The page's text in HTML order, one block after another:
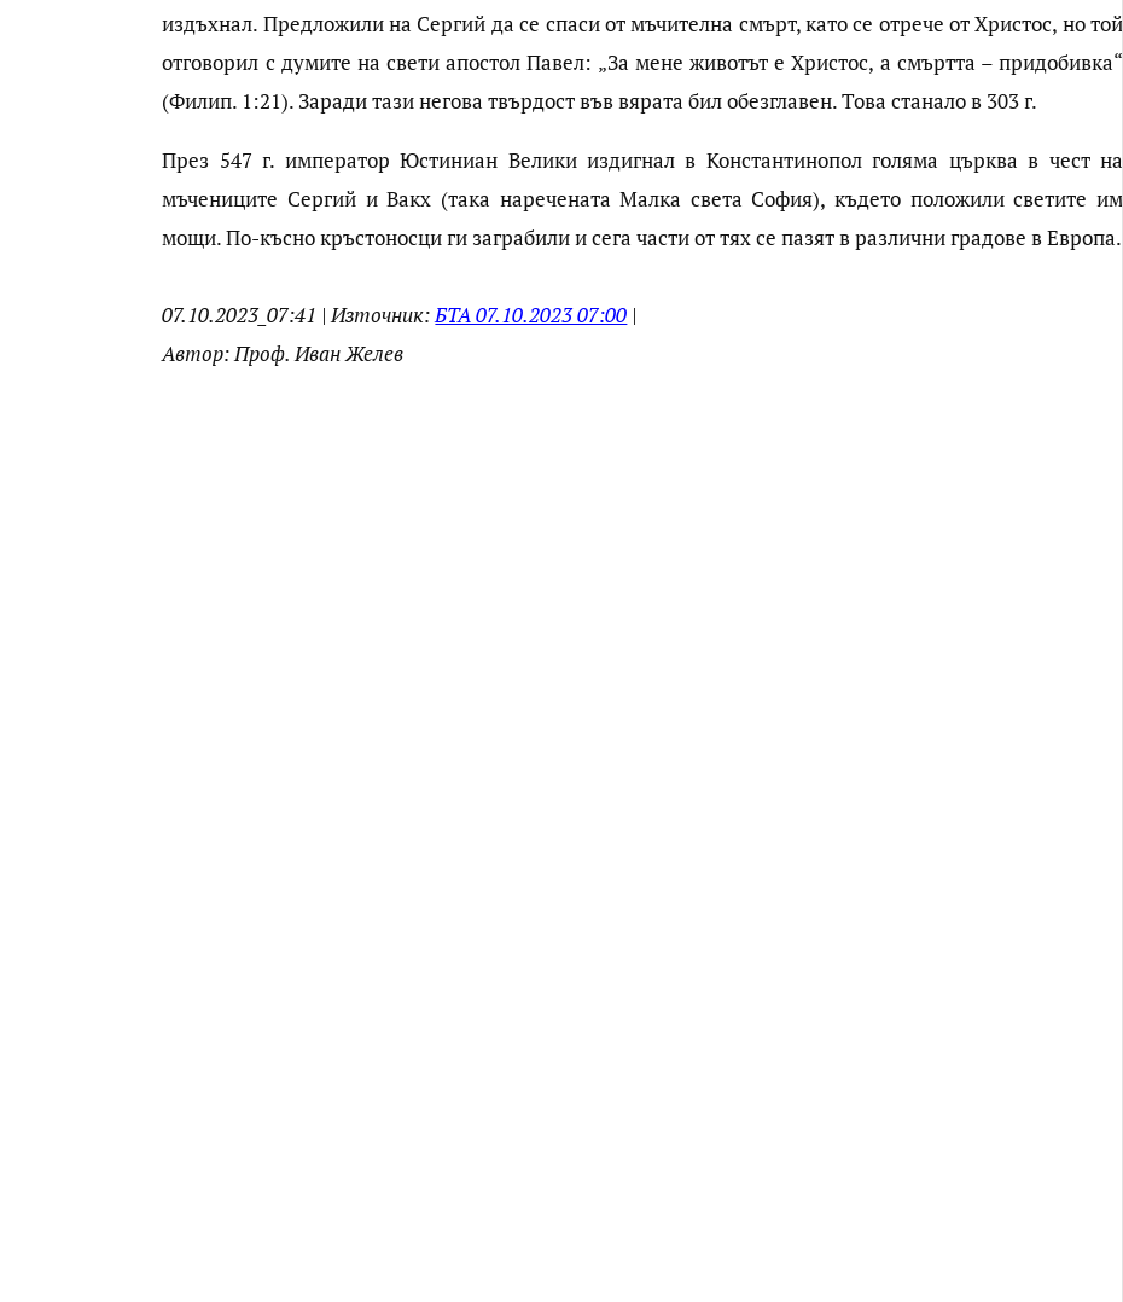
издъхнал. Предложили на Сергий да се спаси от мъчителна смърт, като се отрече от Христос, но той
отговорил с думите на свети апостол Павел: „За мене животът е Христос, а смъртта – придобивка“
(Филип. 1:21). Заради тази негова твърдост във вярата бил обезглавен. Това станало в 303 г.
През 547 г. император Юстиниан Велики издигнал в Константинопол голяма църква в чест на
мъчениците Сергий и Вакх (така наречената Малка света София), където положили светите им
мощи. По-късно кръстоносци ги заграбили и сега части от тях се пазят в различни градове в Европа.
07.10.2023_07:41 | Източник:БТА 07.10.2023 07:00 |
Автор: Проф. Иван Желев